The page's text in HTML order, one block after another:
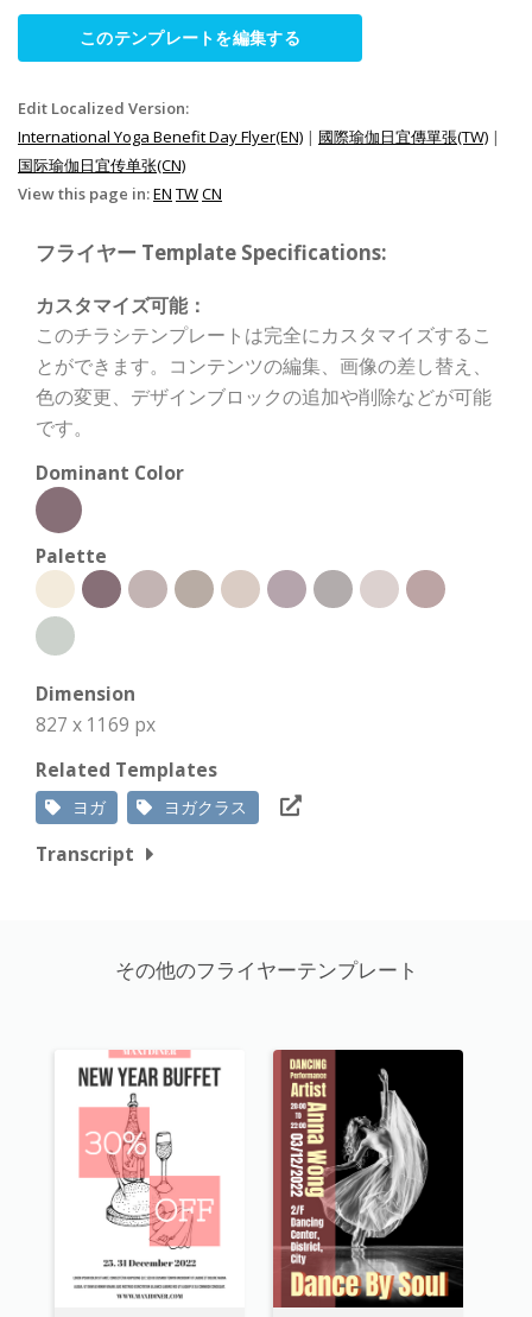
このテンプレートを編集する
Edit Localized Version:
International Yoga Benefit Day Flyer(EN) | 國際瑜伽日宜傳單張(TW) |
国际瑜伽日宜传单张(CN)
View this page in:EN TWCN
フライヤー Template Specifications:
カスタマイズ可能：
このチラシテンプレートは完全にカスタマイズするこ
とができます。コンテンツの編集、画像の差し替え、
色の変更、デザインブロックの追加や削除などが可能
です。
Dominant Color
Palette
Dimension
827 x 1169 px
Related Templates
ヨガ ヨガクラス
Transcript
その他のフライヤーテンプレート